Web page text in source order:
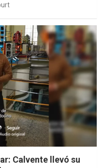
Calvente llevó su